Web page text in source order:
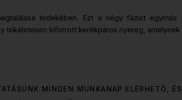
érdekében. Ezt a négy fázist egymás
kiforrott kerékpáros nyereg,
MINDEN MUNKANAP ELÉRHETŐ,